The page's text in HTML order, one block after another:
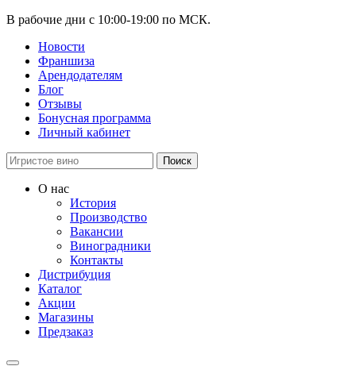
В рабочие дни с 10:00-19:00 по МСК.
Новости
Франшиза
Арендодателям
Блог
Отзывы
Бонусная программа
Личный кабинет
Поиск
О нас
История
Производство
Вакансии
Виноградники
Контакты
Дистрибуция
Каталог
Акции
Магазины
Предзаказ